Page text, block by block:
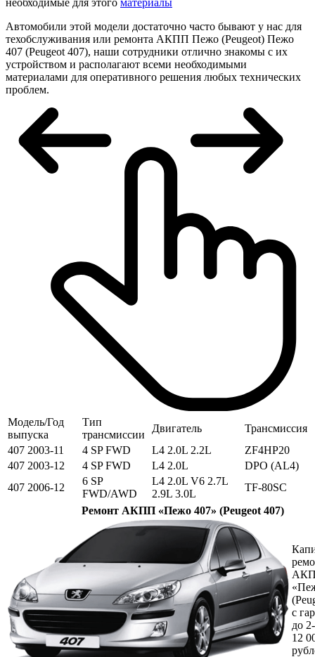
Автомобили этой модели достаточно часто бывают у нас для
техобслуживания или ремонта АКПП Пежо (Peugeot) Пежо
407 (Peugeot 407), наши сотрудники отлично знакомы с их
устройством и располагают всеми необходимыми
материалами для оперативного решения любых технических
проблем.
Модель/Год
выпуска
Тип
трансмиссии
Двигатель
Трансмиссия
407 2003-11
4 SP FWD L4 2.0L 2.2L
ZF4HP20
407 2003-12
4 SP FWD L4 2.0L
DPO (AL4)
407 2006-12
6 SP
FWD/AWD
L4 2.0L V6 2.7L
2.9L 3.0L
TF-80SC
Ремонт АКПП «Пежо 407» (Peugeot 407)
с
до
12